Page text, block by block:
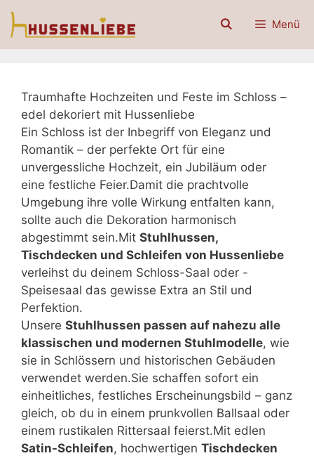
Zum
Inhalt
Menü
Traumhafte Hochzeiten und Feste im Schloss –
edel dekoriert mit Hussenliebe
Ein Schloss ist der Inbegriff von Eleganz und
Romantik – der perfekte Ort für eine
unvergessliche Hochzeit, ein Jubiläum oder
eine festliche Feier.Damit die prachtvolle
Umgebung ihre volle Wirkung entfalten kann,
sollte auch die Dekoration harmonisch
abgestimmt sein.Mit Stuhlhussen,
Tischdecken und Schleifen von Hussenliebe
verleihst du deinem Schloss-Saal oder -
Speisesaal das gewisse Extra an Stil und
Perfektion.
Unsere Stuhlhussen passen auf nahezu alle
klassischen und modernen Stuhlmodelle, wie
sie in Schlössern und historischen Gebäuden
verwendet werden.Sie schaffen sofort ein
einheitliches, festliches Erscheinungsbild – ganz
gleich, ob du in einem prunkvollen Ballsaal oder
einem rustikalen Rittersaal feierst.Mit edlen
Satin-Schleifen, hochwertigen Tischdecken